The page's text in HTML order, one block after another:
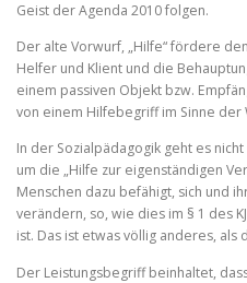
Geist der Agenda 2010 folgen.
Der alte Vorwurf, „Hilfe“ fördere
Helfer und Klient und die
einem passiven Objekt bzw.
von einem Hilfebegriff im Sinne der
In der Sozialpädagogik geht es
um die „Hilfe zur eigenständigen
Menschen dazu befähigt, sich und
verändern, so, wie dies im § 1 des
ist. Das ist etwas völlig anderes,
Der Leistungsbegriff beinhaltet,